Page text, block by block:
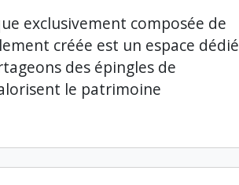
exclusivement composée de
créée est un espace dédié
des épingles de
le patrimoine